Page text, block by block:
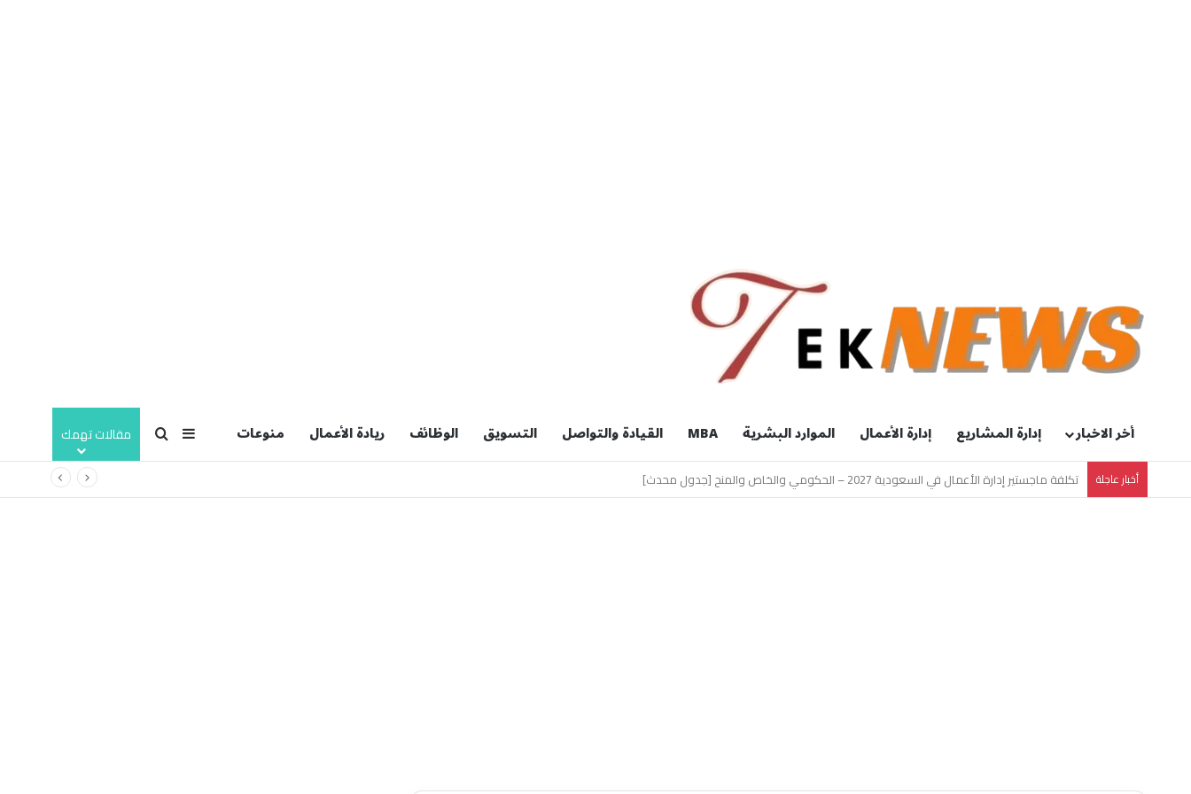
أخر الاخبار إدارة المشاريع إدارة الأعمال الموارد البشرية MBA القيادة والتواصل التسويق الوظائف ريادة الأعمال منوعات إضافة عمود جانبي
بحث عنمقالات تهمك
أخبار عاجلة ما هو GMAT؟ الدليل الشامل لاختبار قبول ماجستير إدارة الأعمال